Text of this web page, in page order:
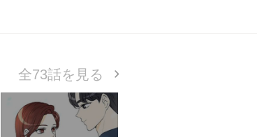
全73話を見る